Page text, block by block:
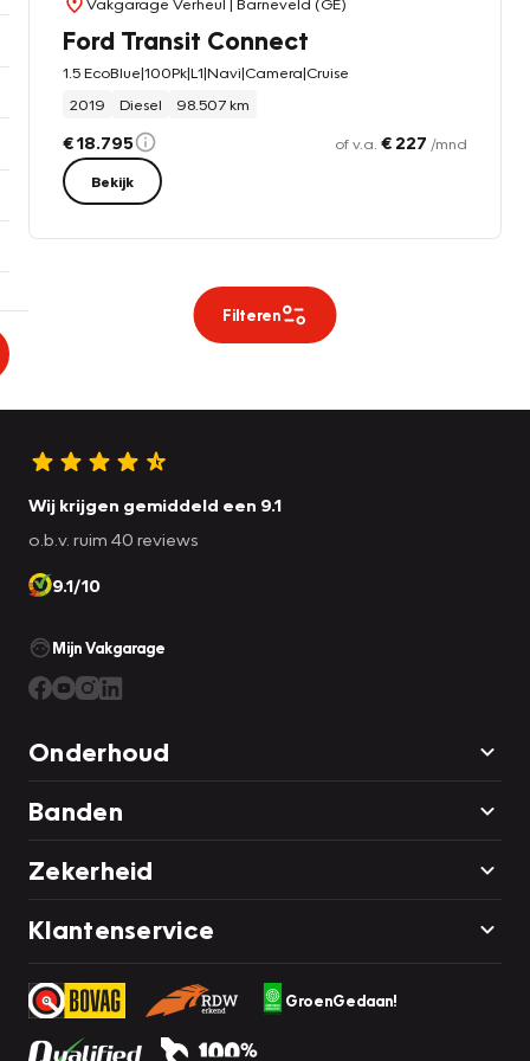
Ford Transit Connect
1.5 EcoBlue|100Pk|L1|Navi|Camera|Cruise
2019
Diesel 98.507 km
€ 18.795 of v.a. € 227 /mnd
Bekijk
Filteren
Wij krijgen gemiddeld een 9.1
o.b.v. ruim 40 reviews
9.1/10
Mijn Vakgarage
Onderhoud
Banden
Zekerheid
Klantenservice
GroenGedaan!